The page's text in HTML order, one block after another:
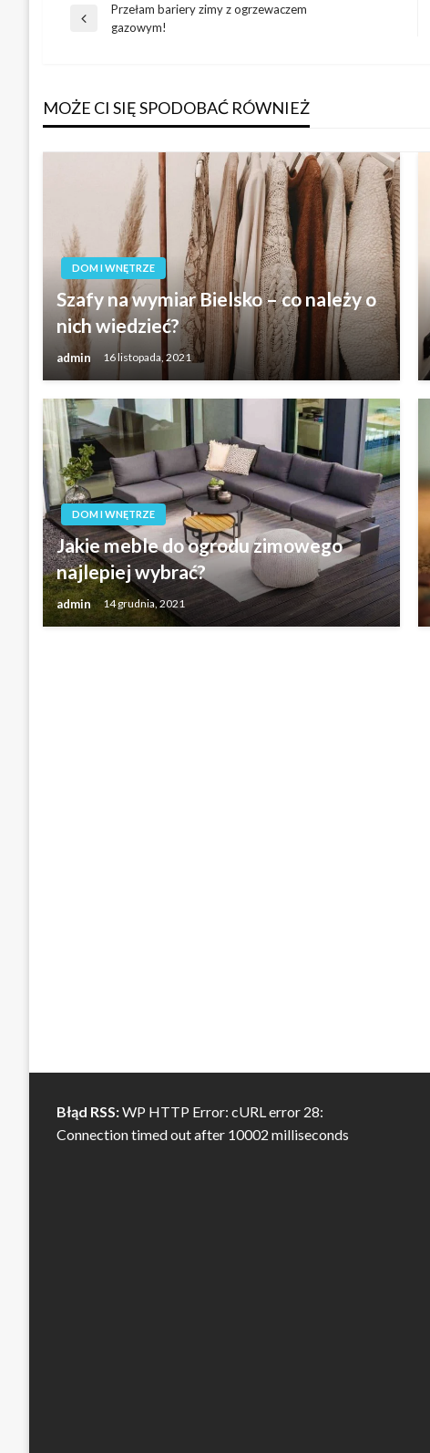
Nawigacja
Poprzedni
Przełam bariery zimy z ogrzewaczem
gazowym!
MOŻE CI SIĘ SPODOBAĆ RÓWNIEŻ
DOM I WNĘTRZE
Szafy na wymiar Bielsko – co należy o
nich wiedzieć?
admin 16 listopada, 2021
DOM I WNĘTRZE
Jakie meble do ogrodu zimowego
najlepiej wybrać?
admin 14 grudnia, 2021
Błąd RSS:WP HTTP Error: cURL error 28:
Connection timed out after 10002 milliseconds